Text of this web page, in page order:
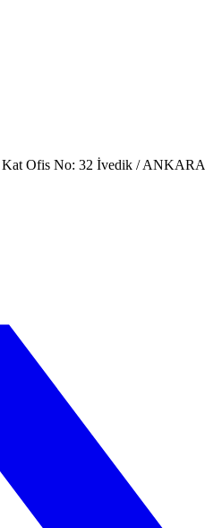
Kat Ofis No: 32 İvedik / ANKARA